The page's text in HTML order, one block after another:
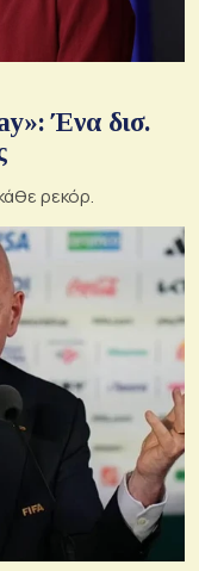
Ένα δισ.
ρεκόρ.